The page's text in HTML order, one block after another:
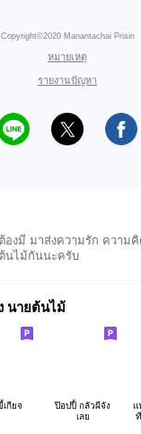
Copyright©2020 Manantachai Prisin
หมายเหตุ
รายงานปัญหา
งมี มาส่งความรัก ความ
นไม้กันนะครับ
นายต้นไม้
เกียจ
ป๊อปปี้ กลัวผีจัง
เลย
แ